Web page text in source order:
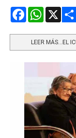
FacebookWhatsApp
LEER MÁS…EL